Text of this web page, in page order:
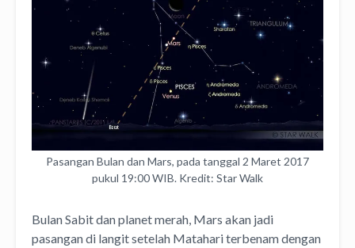
Pasangan Bulan dan Mars, pada tanggal 2 Maret 2017
pukul 19:00 WIB. Kredit: Star Walk
Bulan Sabit dan planet merah, Mars akan jadi
pasangan di langit setelah Matahari terbenam dengan